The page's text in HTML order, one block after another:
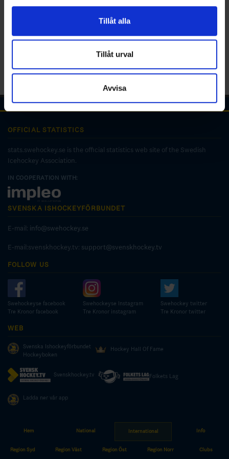
för sociala medier och analysera vår trafik. Vi
vidarebefordrar även sådana identifierare och annan
annons- och analysföretag som vi samarbetar med.
Dessa kan i sin tur kombinera informationen med annan
information som du har tillhandahållit eller som de har
samlat in när du har använt deras tjänster.
Tillåt alla
Tillåt urval
Avvisa
Hem National International Info
Region Syd Region Väst Region Öst Region Norr Clubs
OFFICIAL STATISTICS
stats.swehockey.se is the official statistics web site of the Swedish
Icehockey Association.
IN COOPERATION WITH:
SVENSKA ISHOCKEYFÖRBUNDET
E-mail: info@swehockey.se
E-mail:svenskhockey.tv: support@svenskhockey.tv
FOLLOW US
Swehockeyse facebook
Tre Kronor facebook
Swehockeyse Instagram
Tre Kronor instagram
Swehockey twitter
Tre Kronor twitter
WEB
Svenska Ishockeyförbundet
Hockeyboken
Hockey Hall Of Fame
Svenskhockey.tv Folkets Lag
Ladda ner vår app